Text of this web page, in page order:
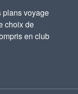
plans voyage
choix de
en club